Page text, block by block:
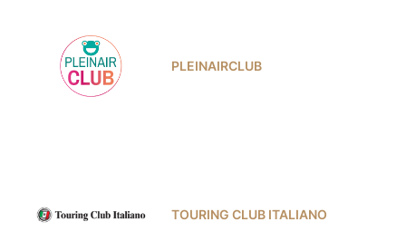
PLEINAIRCLUB
TOURING CLUB ITALIANO